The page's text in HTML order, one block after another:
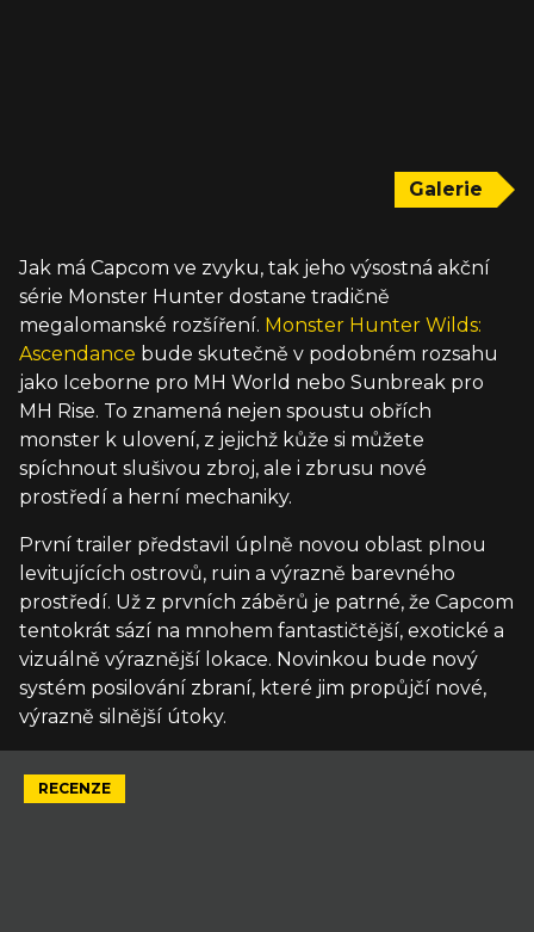
Galerie
Jak má Capcom ve zvyku, tak jeho výsostná akční
série Monster Hunter dostane tradičně
megalomanské rozšíření. Monster Hunter Wilds:
Ascendance bude skutečně v podobném rozsahu
jako Iceborne pro MH World nebo Sunbreak pro
MH Rise. To znamená nejen spoustu obřích
monster k ulovení, z jejichž kůže si můžete
spíchnout slušivou zbroj, ale i zbrusu nové
prostředí a herní mechaniky.
První trailer představil úplně novou oblast plnou
levitujících ostrovů, ruin a výrazně barevného
prostředí. Už z prvních záběrů je patrné, že Capcom
tentokrát sází na mnohem fantastičtější, exotické a
vizuálně výraznější lokace. Novinkou bude nový
systém posilování zbraní, které jim propůjčí nové,
výrazně silnější útoky.
RECENZE